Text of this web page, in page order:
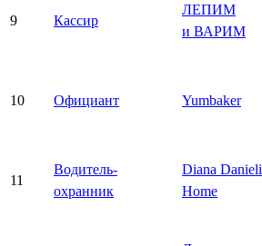
9 Кассир
ЛЕПИМ
и ВАРИМ
10 Официант Yumbaker
11
Водитель-
охранник
Diana Danieli
Home